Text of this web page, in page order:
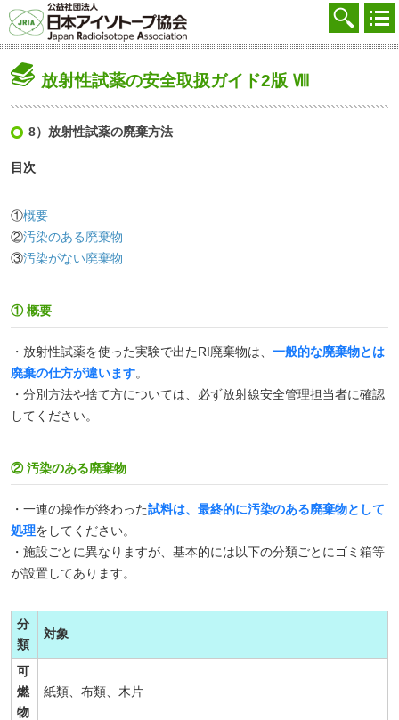
協会を知る
廃棄する
お問合せ
English
放射性試薬の安全取扱ガイド2版 Ⅷ
8）放射性試薬の廃棄方法
目次
①概要
②汚染のある廃棄物
③汚染がない廃棄物
① 概要
・放射性試薬を使った実験で出たRI廃棄物は、 一般的な廃棄物とは
廃棄の仕方が違います。
・分別方法や捨て方については、必ず放射線安全管理担当者に確認
してください。
② 汚染のある廃棄物
・一連の操作が終わった試料は、最終的に汚染のある廃棄物として
処理をしてください。
・施設ごとに異なりますが、基本的には以下の分類ごとにゴミ箱等
が設置してあります。
分
類
対象
可
燃
物
紙類、布類、木片